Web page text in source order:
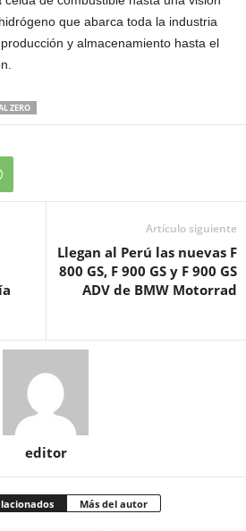
que abarca toda la industria
y almacenamiento hasta el
ZERO
Artículo siguiente
Llegan al Perú las nuevas F
800 GS, F 900 GS y F 900 GS
ADV de BMW Motorrad
editor
Más del autor